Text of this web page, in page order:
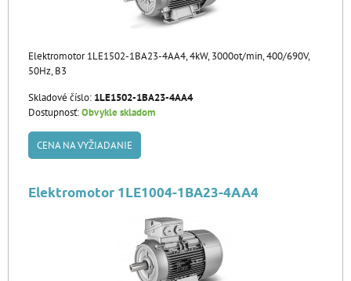
Elektromotor 1LE1502-1BA23-4AA4, 4kW, 3000ot/min, 400/690V,
50Hz, B3
Skladové číslo: 1LE1502-1BA23-4AA4
Dostupnosť:Obvykle skladom
CENA NA VYŽIADANIE
Elektromotor 1LE1004-1BA23-4AA4